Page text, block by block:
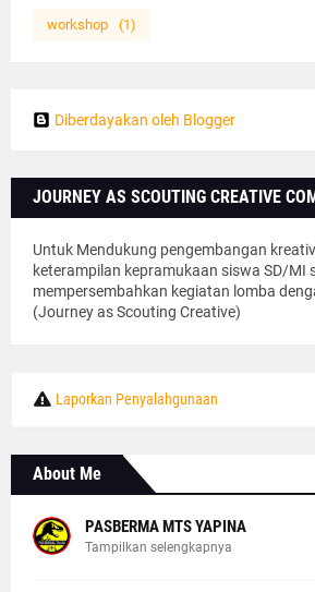
workshop (1)
Diberdayakan oleh Blogger
JOURNEY AS SCOUTING CREATIVE
Untuk Mendukung pengembangan
keterampilan kepramukaan siswa SD/MI
mempersembahkan kegiatan lomba
(Journey as Scouting Creative)
Laporkan Penyalahgunaan
About Me
PASBERMA MTS YAPINA
Tampilkan selengkapnya